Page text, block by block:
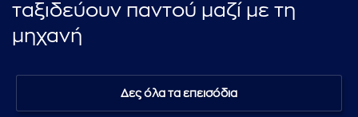
ταξιδεύουν παντού μαζί με τη
μηχανή
Δες όλα τα επεισόδια